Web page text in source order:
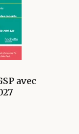
avec